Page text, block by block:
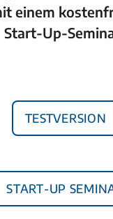
einem
Start-Up-
Testversion
Start-Up